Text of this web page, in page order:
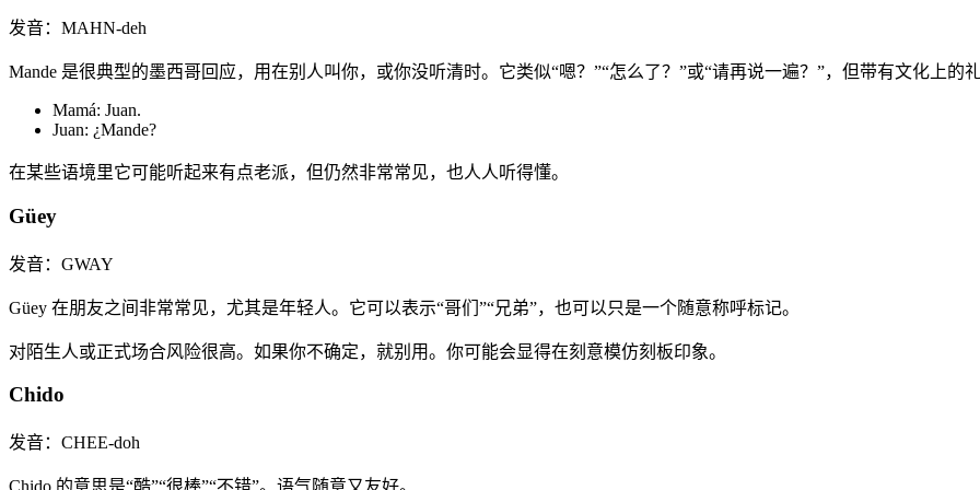
发音：MAHN-deh
Mande 是很典型的墨西哥回应，用在别人叫你，或你没听清时。它类似“嗯？”“怎么了？”或“请再说一遍？”，但带有文化上的
Mamá: Juan.
Juan: ¿Mande?
在某些语境里它可能听起来有点老派，但仍然非常常见，也人人听得懂。
Güey
发音：GWAY
Güey 在朋友之间非常常见，尤其是年轻人。它可以表示“哥们”“兄弟”，也可以只是一个随意称呼标记。
对陌生人或正式场合风险很高。如果你不确定，就别用。你可能会显得在刻意模仿刻板印象。
Chido
发音：CHEE-doh